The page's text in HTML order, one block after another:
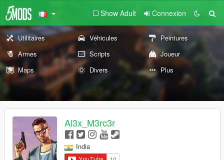
Show Adult Connexion
Utilitaires Véhicules
Peintures
Armes
Scripts
Joueur
Maps
Divers Plus
Al3x_M3rc3r
India